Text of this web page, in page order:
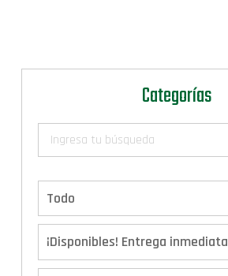
Categorías
Todo
¡Disponibles! Entrega inmediata